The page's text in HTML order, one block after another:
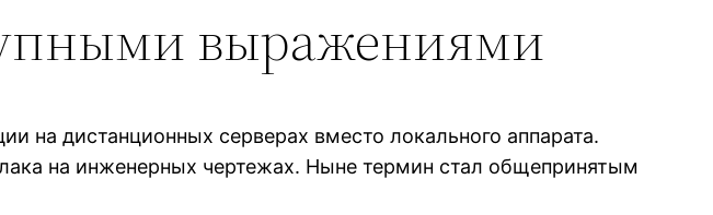
выражениями
на дистанционных серверах вместо локального аппарата.
на инженерных чертежах. Ныне термин стал общепринятым